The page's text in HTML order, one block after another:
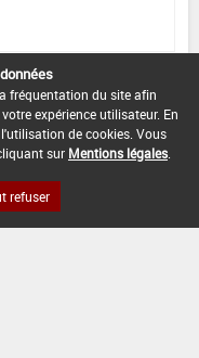
fréquentation du site afin
expérience utilisateur. En
de cookies. Vous
sur Mentions légales
refuser